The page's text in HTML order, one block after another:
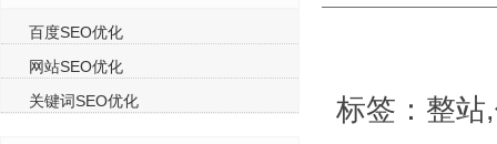
标签：整站
百度SEO优化
网站SEO优化
关键词SEO优化